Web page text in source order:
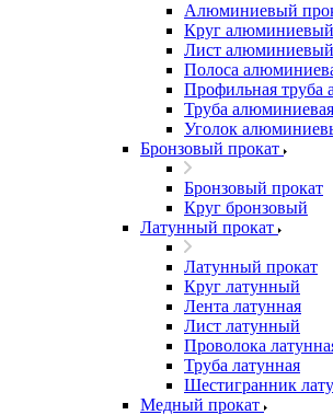
Алюминиевый
Круг алюминиевый
Лист алюминиевый
Полоса
Профильная труба
Труба алюминиевая
Уголок
Бронзовый прокат
Бронзовый прокат
Круг бронзовый
Латунный прокат
Латунный прокат
Круг латунный
Лента латунная
Лист латунный
Проволока
Труба латунная
Шестигранник
Медный прокат